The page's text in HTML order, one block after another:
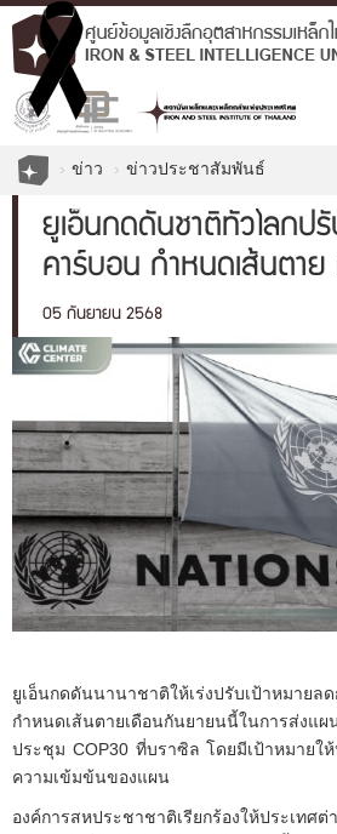
ข่าว ข่าวประชาสัมพันธ์
ยูเอ็นกดดันชาติทั่วโลกปรั
คาร์บอน กำหนดเส้นตาย
05 กันยายน 2568
ยูเอ็นกดดันนานาชาติให้เร่งปรับเป้าหมาย
กำหนดเส้นตายเดือนกันยายนนี้ในการ
ประชุม COP30 ที่บราซิล โดยมีเป้าหมายให้
ความเข้มข้นของแผน
องค์การสหประชาชาติเรียกร้องให้ประเท